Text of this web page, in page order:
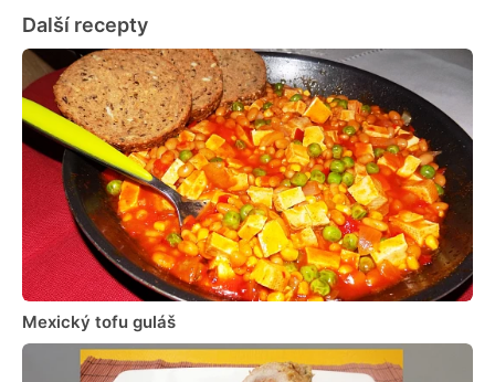
Další recepty
Mexický tofu guláš